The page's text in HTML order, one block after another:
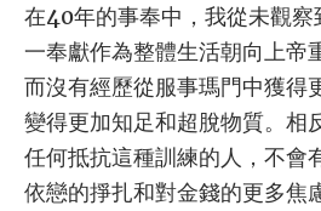
在40年的事奉中，我從未觀
一奉獻作為整體生活朝向上帝
而沒有經歷從服事瑪門中獲得
變得更加知足和超脫物質。相
任何抵抗這種訓練的人，不會
依戀的掙扎和對金錢的更多焦